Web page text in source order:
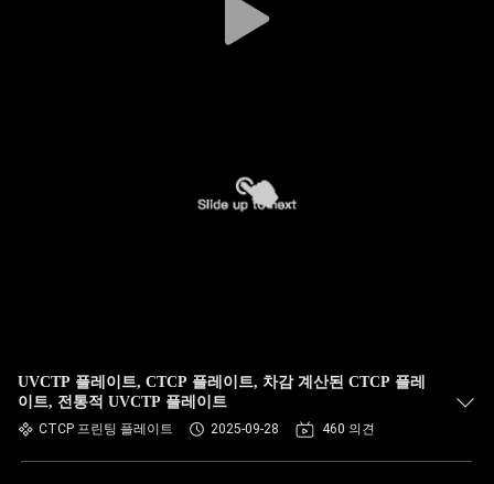
UVCTP 플레이트, CTCP 플레이트, 차감 계산된 CTCP 플레
이트, 전통적 UVCTP 플레이트
CTCP 프린팅 플레이트 2025-09-28 460 의견